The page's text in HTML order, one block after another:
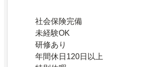
社会保険完備
未経験OK
研修あり
年間休日120日以上